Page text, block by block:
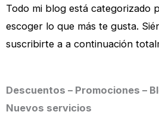
Todo mi blog está categorizado
escoger lo que más te gusta.
suscribirte a a continuación
Descuentos – Promociones –
Nuevos servicios